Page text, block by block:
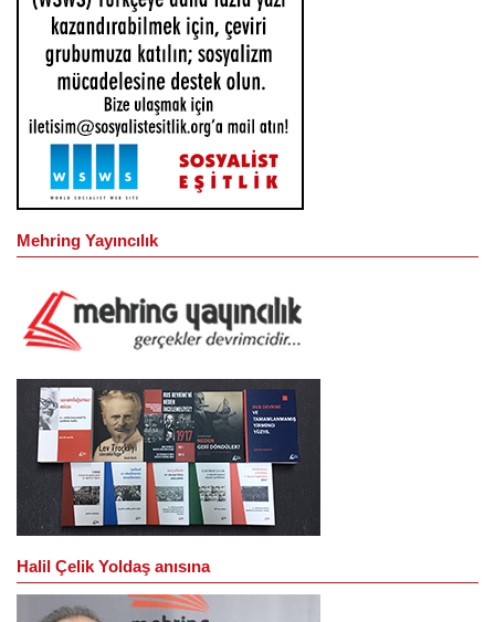
Mehring Yayıncılık
Halil Çelik Yoldaş anısına